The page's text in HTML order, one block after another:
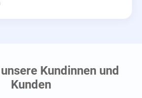
Kundinnen und
Kunden